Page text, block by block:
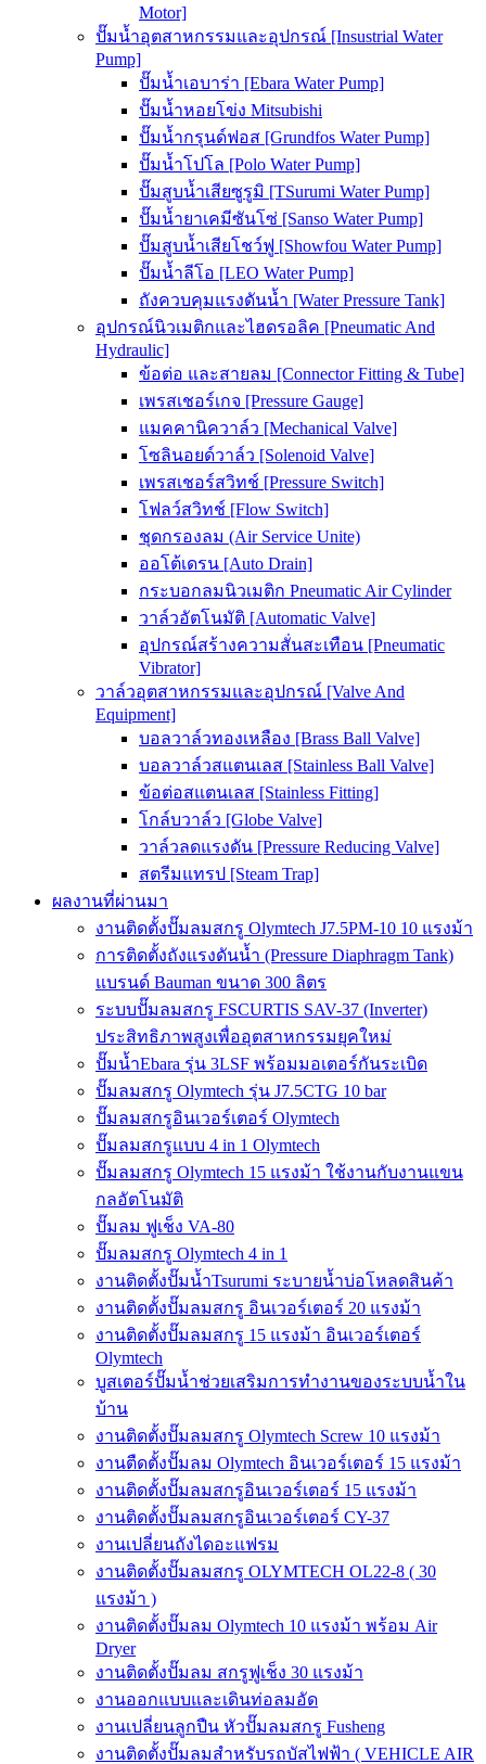
Motor]
ปั๊มน้ำอุตสาหกรรมและอุปกรณ์ [Insustrial Water
Pump]
ปั๊มน้ำเอบาร่า [Ebara Water Pump]
ปั๊มน้ำหอยโข่ง Mitsubishi
ปั๊มน้ำกรุนด์ฟอส [Grundfos Water Pump]
ปั๊มน้ำโปโล [Polo Water Pump]
ปั๊มสูบน้ำเสียซูรูมิ [TSurumi Water Pump]
ปั๊มน้ำยาเคมีซันโซ่ [Sanso Water Pump]
ปั๊มสูบน้ำเสียโชว์ฟู [Showfou Water Pump]
ปั๊มน้ำลีโอ [LEO Water Pump]
ถังควบคุมแรงดันน้ำ [Water Pressure Tank]
อุปกรณ์นิวเมติกและไฮดรอลิค [Pneumatic And
Hydraulic]
ข้อต่อ และสายลม [Connector Fitting & Tube]
เพรสเชอร์เกจ [Pressure Gauge]
แมคคานิควาล์ว [Mechanical Valve]
โซลินอยด์วาล์ว [Solenoid Valve]
เพรสเชอร์สวิทช์ [Pressure Switch]
โฟลว์สวิทช์ [Flow Switch]
ชุดกรองลม (Air Service Unite)
ออโต้เดรน [Auto Drain]
กระบอกลมนิวเมติก Pneumatic Air Cylinder
วาล์วอัตโนมัติ [Automatic Valve]
อุปกรณ์สร้างความสั่นสะเทือน [Pneumatic
Vibrator]
วาล์วอุตสาหกรรมและอุปกรณ์ [Valve And
Equipment]
บอลวาล์วทองเหลือง [Brass Ball Valve]
บอลวาล์วสแตนเลส [Stainless Ball Valve]
ข้อต่อสแตนเลส [Stainless Fitting]
โกล์บวาล์ว [Globe Valve]
วาล์วลดแรงดัน [Pressure Reducing Valve]
สตรีมแทรป [Steam Trap]
ผลงานที่ผ่านมา
งานติดตั้งปั๊มลมสกรู Olymtech J7.5PM-10 10 แรงม้า
การติดตั้งถังแรงดันน้ำ (Pressure Diaphragm Tank)
แบรนด์ Bauman ขนาด 300 ลิตร
ระบบปั๊มลมสกรู FSCURTIS SAV-37 (Inverter)
ประสิทธิภาพสูงเพื่ออุตสาหกรรมยุคใหม่
ปั๊มน้ำEbara รุ่น 3LSF พร้อมมอเตอร์กันระเบิด
ปั๊มลมสกรู Olymtech รุ่น J7.5CTG 10 bar
ปั๊มลมสกรูอินเวอร์เตอร์ Olymtech
ปั๊มลมสกรูแบบ 4 in 1 Olymtech
ปั๊มลมสกรู Olymtech 15 แรงม้า ใช้งานกับงานแขน
กลอัตโนมัติ
ปั๊มลม ฟูเช็ง VA-80
ปั๊มลมสกรู Olymtech 4 in 1
งานติดตั้งปั๊มน้ำTsurumi ระบายน้ำบ่อโหลดสินค้า
งานติดตั้งปั๊มลมสกรู อินเวอร์เตอร์ 20 แรงม้า
งานติดตั้งปั๊มลมสกรู 15 แรงม้า อินเวอร์เตอร์
Olymtech
บูสเตอร์ปั๊มน้ำช่วยเสริมการทำงานของระบบน้ำใน
บ้าน
งานติดตั้งปั๊มลมสกรู Olymtech Screw 10 แรงม้า
งานตืดตั้งปั๊มลม Olymtech อินเวอร์เตอร์ 15 แรงม้า
งานติดตั้งปั๊มลมสกรูอินเวอร์เตอร์ 15 แรงม้า
งานติดตั้งปั๊มลมสกรูอินเวอร์เตอร์ CY-37
งานเปลี่ยนถังไดอะแฟรม
งานติดตั้งปั๊มลมสกรู OLYMTECH OL22-8 ( 30
แรงม้า )
งานติดตั้งปั๊มลม Olymtech 10 แรงม้า พร้อม Air
Dryer
งานติดตั้งปั๊มลม สกรูฟูเช็ง 30 แรงม้า
งานออกแบบและเดินท่อลมอัด
งานเปลี่ยนลูกปืน หัวปั๊มลมสกรู Fusheng
งานติดตั้งปั๊มลมสำหรับรถบัสไฟฟ้า ( VEHICLE AIR